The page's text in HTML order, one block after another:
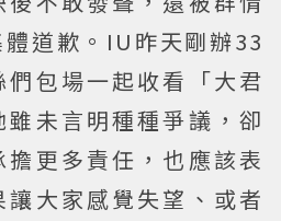
道歉。IU昨天剛辦33
包場一起收看「大君
未言明種種爭議，卻
更多責任，也應該表
大家感覺失望、或者